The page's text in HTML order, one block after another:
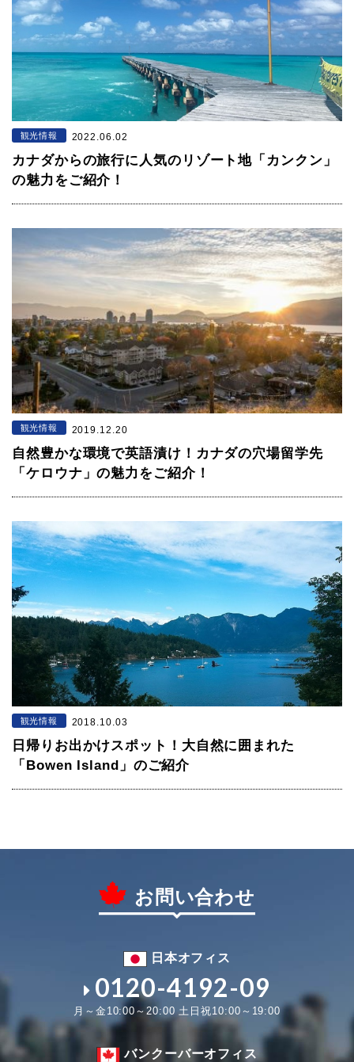
観光情報 2022.06.02
カナダからの旅行に人気のリゾート地「カンクン」
の魅力をご紹介！
観光情報 2019.12.20
自然豊かな環境で英語漬け！カナダの穴場留学先
「ケロウナ」の魅力をご紹介！
観光情報 2018.10.03
日帰りお出かけスポット！大自然に囲まれた
「Bowen Island」のご紹介
お問い合わせ
日本オフィス
0120-4192-09
月～金10:00～20:00 土日祝10:00～19:00
バンクーバーオフィス